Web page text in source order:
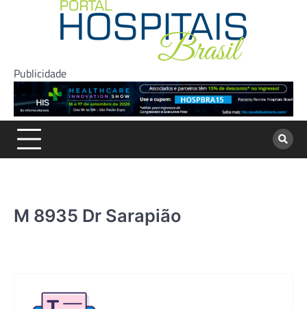
Publicidade
M 8935 Dr Sarapião